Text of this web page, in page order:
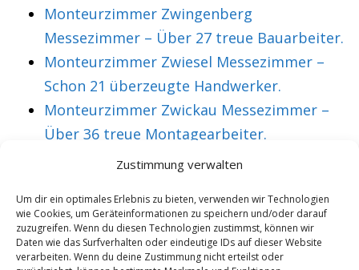
Zustimmung verwalten
Um dir ein optimales Erlebnis zu bieten, verwenden wir Technologien
wie Cookies, um Geräteinformationen zu speichern und/oder darauf
zuzugreifen. Wenn du diesen Technologien zustimmst, können wir
Daten wie das Surfverhalten oder eindeutige IDs auf dieser Website
verarbeiten. Wenn du deine Zustimmung nicht erteilst oder
Monteurzimmer Zwingenberg
Messezimmer – Über 27 treue Bauarbeiter.
Monteurzimmer Zwiesel Messezimmer –
Schon 21 überzeugte Handwerker.
Monteurzimmer Zwickau Messezimmer –
Über 36 treue Montagearbeiter.
VORHERIGER ARTIKEL
Monteurzimmer Bad
Rodach
NÄCHSTER ARTIKEL
Monteurzimmer Bad
Säckingen